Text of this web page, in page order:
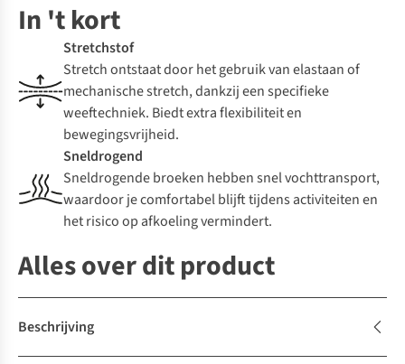
In 't kort
Stretchstof
Stretch ontstaat door het gebruik van elastaan of
mechanische stretch, dankzij een specifieke
weeftechniek. Biedt extra flexibiliteit en
bewegingsvrijheid.
Sneldrogend
Sneldrogende broeken hebben snel vochttransport,
waardoor je comfortabel blijft tijdens activiteiten en
het risico op afkoeling vermindert.
Alles over dit product
Beschrijving